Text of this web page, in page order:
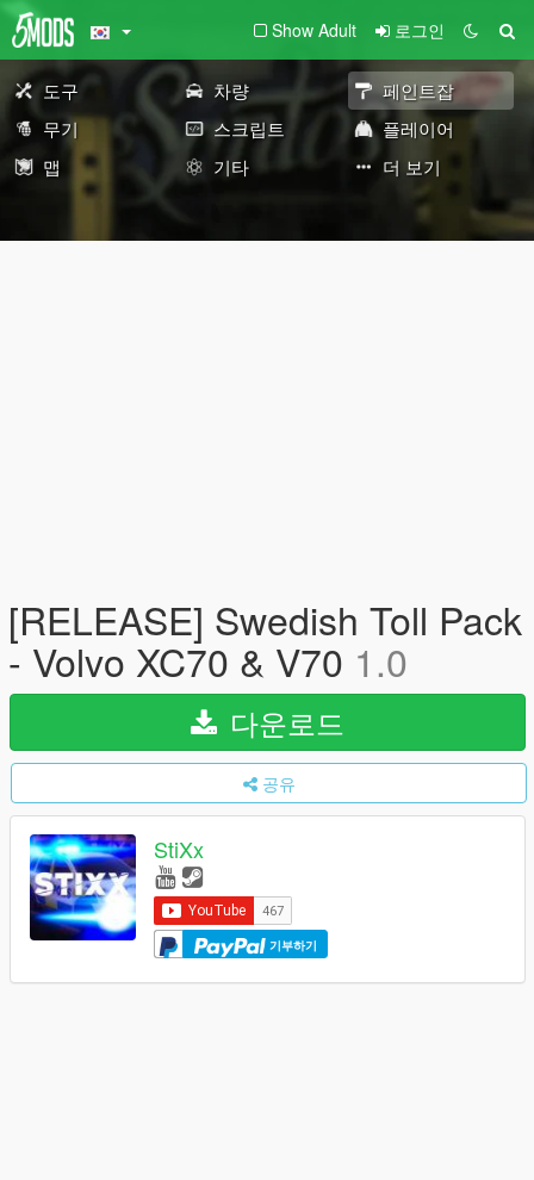
Show Adult 로그인
도구 차량
페인트잡
무기
스크립트
플레이어
맵
기타 더 보기
[RELEASE] Swedish Toll Pack
- Volvo XC70 & V70 1.0
다운로드
공유
StiXx
기부하기